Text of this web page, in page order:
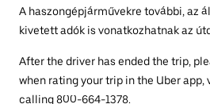
A haszongépjárművekre további, az
kivetett adók is vonatkozhatnak az
After the driver has ended the trip,
when rating your trip in the Uber app,
calling 800-664-1378.